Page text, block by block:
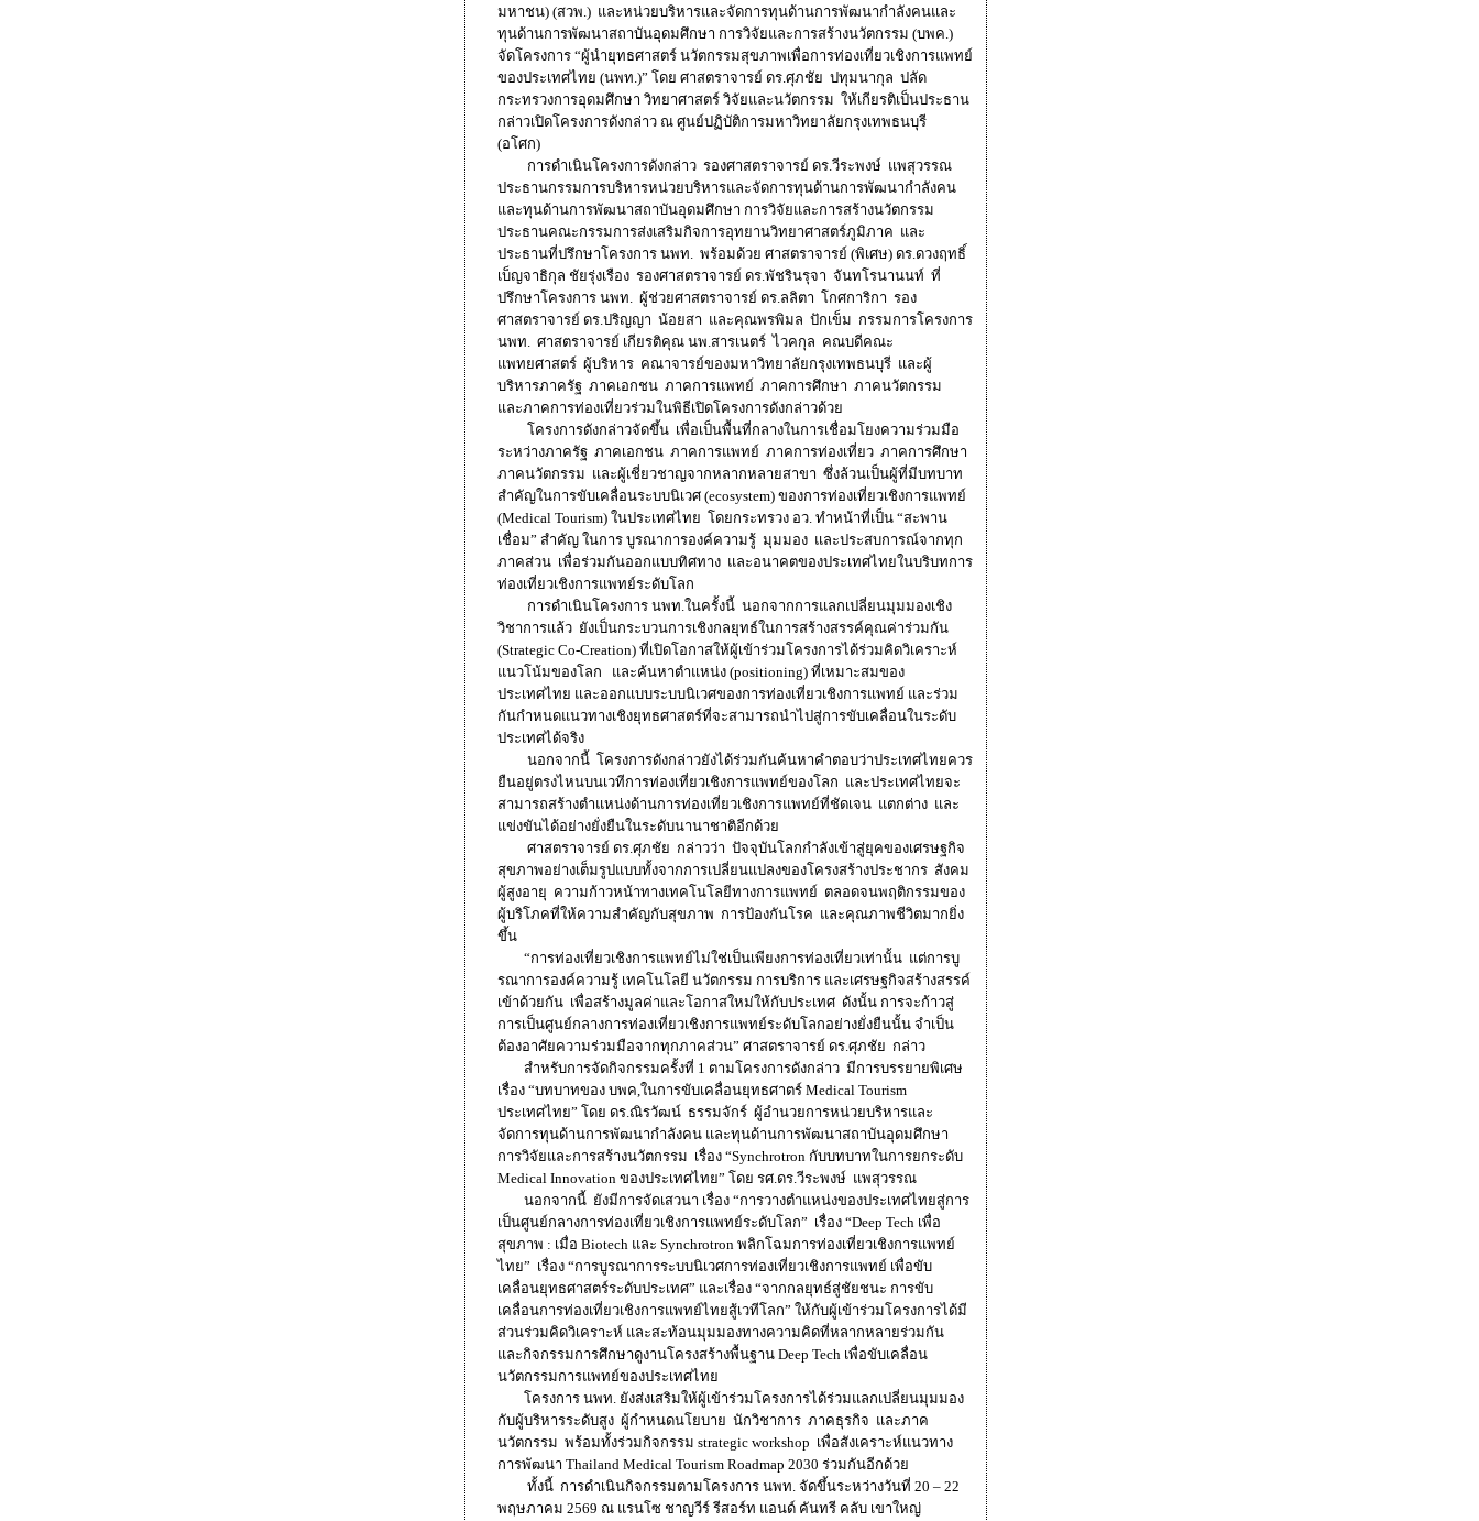
มหาชน) (สวพ.) และหน่วยบริหารและจัดการทุนด้านการพัฒนากำลังคนและ
ทุนด้านการพัฒนาสถาบันอุดมศึกษา การวิจัยและการสร้างนวัตกรรม (บพค.)
จัดโครงการ “ผู้นำยุทธศาสตร์ นวัตกรรมสุขภาพเพื่อการท่องเที่ยวเชิงการแพทย์
ของประเทศไทย (นพท.)” โดย ศาสตราจารย์ ดร.ศุภชัย ปทุมนากุล ปลัด
กระทรวงการอุดมศึกษา วิทยาศาสตร์ วิจัยและนวัตกรรม ให้เกียรติเป็นประธาน
กล่าวเปิดโครงการดังกล่าว ณ ศูนย์ปฏิบัติการมหาวิทยาลัยกรุงเทพธนบุรี
(อโศก)
การดำเนินโครงการดังกล่าว รองศาสตราจารย์ ดร.วีระพงษ์ แพสุวรรณ
ประธานกรรมการบริหารหน่วยบริหารและจัดการทุนด้านการพัฒนากำลังคน
และทุนด้านการพัฒนาสถาบันอุดมศึกษา การวิจัยและการสร้างนวัตกรรม
ประธานคณะกรรมการส่งเสริมกิจการอุทยานวิทยาศาสตร์ภูมิภาค และ
ประธานที่ปรึกษาโครงการ นพท. พร้อมด้วย ศาสตราจารย์ (พิเศษ) ดร.ดวงฤทธิ์
เบ็ญจาธิกุล ชัยรุ่งเรือง รองศาสตราจารย์ ดร.พัชรินรุจา จันทโรนานนท์ ที่
ปรึกษาโครงการ นพท. ผู้ช่วยศาสตราจารย์ ดร.ลลิตา โกศการิกา รอง
ศาสตราจารย์ ดร.ปริญญา น้อยสา และคุณพรพิมล ปักเข็ม กรรมการโครงการ
นพท. ศาสตราจารย์ เกียรติคุณ นพ.สารเนตร์ ไวคกุล คณบดีคณะ
แพทยศาสตร์ ผู้บริหาร คณาจารย์ของมหาวิทยาลัยกรุงเทพธนบุรี และผู้
บริหารภาครัฐ ภาคเอกชน ภาคการแพทย์ ภาคการศึกษา ภาคนวัตกรรม
และภาคการท่องเที่ยวร่วมในพิธีเปิดโครงการดังกล่าวด้วย
โครงการดังกล่าวจัดขึ้น เพื่อเป็นพื้นที่กลางในการเชื่อมโยงความร่วมมือ
ระหว่างภาครัฐ ภาคเอกชน ภาคการแพทย์ ภาคการท่องเที่ยว ภาคการศึกษา
ภาคนวัตกรรม และผู้เชี่ยวชาญจากหลากหลายสาขา ซึ่งล้วนเป็นผู้ที่มีบทบาท
สำคัญในการขับเคลื่อนระบบนิเวศ (ecosystem) ของการท่องเที่ยวเชิงการแพทย์
(Medical Tourism) ในประเทศไทย โดยกระทรวง อว. ทำหน้าที่เป็น “สะพาน
เชื่อม” สำคัญ ในการ บูรณาการองค์ความรู้ มุมมอง และประสบการณ์จากทุก
ภาคส่วน เพื่อร่วมกันออกแบบทิศทาง และอนาคตของประเทศไทยในบริบทการ
ท่องเที่ยวเชิงการแพทย์ระดับโลก
การดำเนินโครงการ นพท.ในครั้งนี้ นอกจากการแลกเปลี่ยนมุมมองเชิง
วิชาการแล้ว ยังเป็นกระบวนการเชิงกลยุทธ์ในการสร้างสรรค์คุณค่าร่วมกัน
(Strategic Co-Creation) ที่เปิดโอกาสให้ผู้เข้าร่วมโครงการได้ร่วมคิดวิเคราะห์
แนวโน้มของโลก และค้นหาตำแหน่ง (positioning) ที่เหมาะสมของ
ประเทศไทย และออกแบบระบบนิเวศของการท่องเที่ยวเชิงการแพทย์ และร่วม
กันกำหนดแนวทางเชิงยุทธศาสตร์ที่จะสามารถนำไปสู่การขับเคลื่อนในระดับ
ประเทศได้จริง
นอกจากนี้ โครงการดังกล่าวยังได้ร่วมกันค้นหาคำตอบว่าประเทศไทยควร
ยืนอยู่ตรงไหนบนเวทีการท่องเที่ยวเชิงการแพทย์ของโลก และประเทศไทยจะ
สามารถสร้างตำแหน่งด้านการท่องเที่ยวเชิงการแพทย์ที่ชัดเจน แตกต่าง และ
แข่งขันได้อย่างยั่งยืนในระดับนานาชาติอีกด้วย
ศาสตราจารย์ ดร.ศุภชัย กล่าวว่า ปัจจุบันโลกกำลังเข้าสู่ยุคของเศรษฐกิจ
สุขภาพอย่างเต็มรูปแบบทั้งจากการเปลี่ยนแปลงของโครงสร้างประชากร สังคม
ผู้สูงอายุ ความก้าวหน้าทางเทคโนโลยีทางการแพทย์ ตลอดจนพฤติกรรมของ
ผู้บริโภคที่ให้ความสำคัญกับสุขภาพ การป้องกันโรค และคุณภาพชีวิตมากยิ่ง
ขึ้น
“การท่องเที่ยวเชิงการแพทย์ไม่ใช่เป็นเพียงการท่องเที่ยวเท่านั้น แต่การบู
รณาการองค์ความรู้ เทคโนโลยี นวัตกรรม การบริการ และเศรษฐกิจสร้างสรรค์
เข้าด้วยกัน เพื่อสร้างมูลค่าและโอกาสใหม่ให้กับประเทศ ดังนั้น การจะก้าวสู่
การเป็นศูนย์กลางการท่องเที่ยวเชิงการแพทย์ระดับโลกอย่างยั่งยืนนั้น จำเป็น
ต้องอาศัยความร่วมมือจากทุกภาคส่วน” ศาสตราจารย์ ดร.ศุภชัย กล่าว
สำหรับการจัดกิจกรรมครั้งที่ 1 ตามโครงการดังกล่าว มีการบรรยายพิเศษ
เรื่อง “บทบาทของ บพค,ในการขับเคลื่อนยุทธศาตร์ Medical Tourism
ประเทศไทย” โดย ดร.ณิรวัฒน์ ธรรมจักร์ ผู้อำนวยการหน่วยบริหารและ
จัดการทุนด้านการพัฒนากำลังคน และทุนด้านการพัฒนาสถาบันอุดมศึกษา
การวิจัยและการสร้างนวัตกรรม เรื่อง “Synchrotron กับบทบาทในการยกระดับ
Medical Innovation ของประเทศไทย” โดย รศ.ดร.วีระพงษ์ แพสุวรรณ
นอกจากนี้ ยังมีการจัดเสวนา เรื่อง “การวางตำแหน่งของประเทศไทยสู่การ
เป็นศูนย์กลางการท่องเที่ยวเชิงการแพทย์ระดับโลก” เรื่อง “Deep Tech เพื่อ
สุขภาพ : เมื่อ Biotech และ Synchrotron พลิกโฉมการท่องเที่ยวเชิงการแพทย์
ไทย” เรื่อง “การบูรณาการระบบนิเวศการท่องเที่ยวเชิงการแพทย์ เพื่อขับ
เคลื่อนยุทธศาสตร์ระดับประเทศ” และเรื่อง “จากกลยุทธ์สู่ชัยชนะ การขับ
เคลื่อนการท่องเที่ยวเชิงการแพทย์ไทยสู้เวทีโลก” ให้กับผู้เข้าร่วมโครงการได้มี
ส่วนร่วมคิดวิเคราะห์ และสะท้อนมุมมองทางความคิดที่หลากหลายร่วมกัน
และกิจกรรมการศึกษาดูงานโครงสร้างพื้นฐาน Deep Tech เพื่อขับเคลื่อน
นวัตกรรมการแพทย์ของประเทศไทย
โครงการ นพท. ยังส่งเสริมให้ผู้เข้าร่วมโครงการได้ร่วมแลกเปลี่ยนมุมมอง
กับผู้บริหารระดับสูง ผู้กำหนดนโยบาย นักวิชาการ ภาคธุรกิจ และภาค
นวัตกรรม พร้อมทั้งร่วมกิจกรรม strategic workshop เพื่อสังเคราะห์แนวทาง
การพัฒนา Thailand Medical Tourism Roadmap 2030 ร่วมกันอีกด้วย
ทั้งนี้ การดำเนินกิจกรรมตามโครงการ นพท. จัดขึ้นระหว่างวันที่ 20 – 22
พฤษภาคม 2569 ณ แรนโซ ชาญวีร์ รีสอร์ท แอนด์ คันทรี คลับ เขาใหญ่